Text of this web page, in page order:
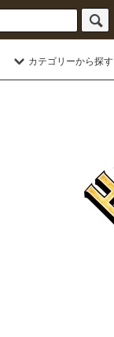
カテゴリーから探す